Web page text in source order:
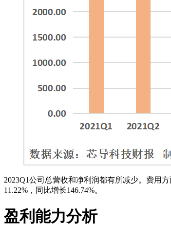
2023Q1公司总营收和净利润都有所减少。费用
11.22%，同比增长146.74%。
盈利能力分析